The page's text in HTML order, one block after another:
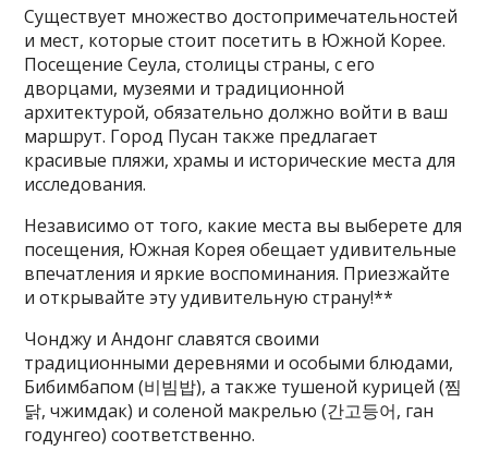
Существует множество достопримечательностей
и мест, которые стоит посетить в Южной Корее.
Посещение Сеула, столицы страны, с его
дворцами, музеями и традиционной
архитектурой, обязательно должно войти в ваш
маршрут. Город Пусан также предлагает
красивые пляжи, храмы и исторические места для
исследования.
Независимо от того, какие места вы выберете для
посещения, Южная Корея обещает удивительные
впечатления и яркие воспоминания. Приезжайте
и открывайте эту удивительную страну!**
Чонджу и Андонг славятся своими
традиционными деревнями и особыми блюдами,
Бибимбапом (비빔밥), а также тушеной курицей (찜
닭, чжимдак) и соленой макрелью (간고등어, ган
годунгео) соответственно.